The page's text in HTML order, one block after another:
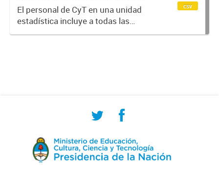
Tecnología Argentino (SICYTAR)
El personal de CyT en una unidad
estadística incluye a todas las
personas involucradas
csv